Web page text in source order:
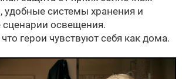
удобные системы хранения и
освещения.
герои чувствуют себя как дома.